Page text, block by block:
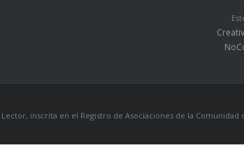
inscrita en el Registro de Asociaciones de la